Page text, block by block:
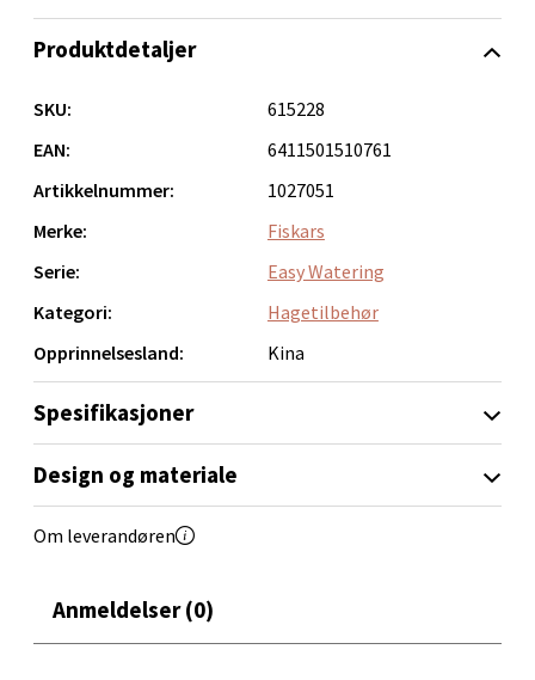
Produktdetaljer
SKU:
615228
EAN:
6411501510761
Artikkelnummer:
1027051
Merke:
Fiskars
Serie:
Easy Watering
Kategori:
Hagetilbehør
Opprinnelsesland:
Kina
Spesifikasjoner
Design og materiale
Om leverandøren
Anmeldelser (0)
Bryne/Jæren - M44
Jupiterveien 2, 4340 Bryne
Stavanger og Sandnes - Thon
Madlakrossen nr 9, 4042 Stavanger
Åpent i dag 10-20